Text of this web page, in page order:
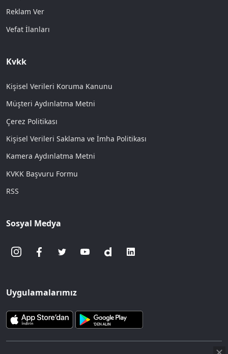
Reklam Ver
Vefat İlanları
Kvkk
Kişisel Verileri Koruma Kanunu
Müşteri Aydınlatma Metni
Çerez Politikası
Kişisel Verileri Saklama ve İmha Politikası
Kamera Aydınlatma Metni
KVKK Başvuru Formu
RSS
Sosyal Medya
Uygulamalarımız